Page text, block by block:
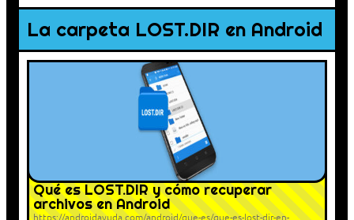
La carpeta LOST.DIR en Android
Qué es LOST.DIR y cómo recuperar
archivos en Android
https://androidayuda.com/android/que-es/que-es-lost-dir-en-